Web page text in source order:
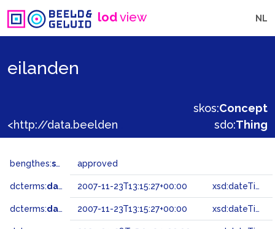
lodview NL
eilanden
skos:Concept
sdo:Thing
bengthes:status approved
dcterms:dateAccepted 2007-11-23T13:15:27+00:00 xsd:dateTime
dcterms:dateSubmitted 2007-11-23T13:15:27+00:00 xsd:dateTime